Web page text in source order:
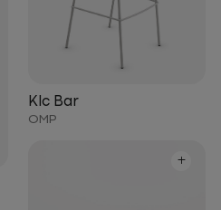
Klc Bar
OMP
+